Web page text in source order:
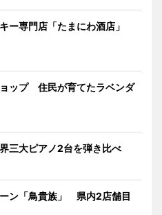
ー専門店「たまにわ酒店」
ップ 住民が育てたラベンダ
三大ピアノ2台を弾き比べ
ン「鳥貴族」 県内2店舗目